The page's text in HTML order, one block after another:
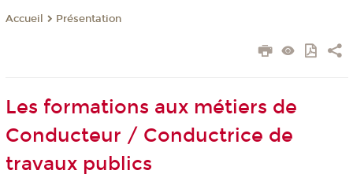
Accueil Présentation
Les formations aux métiers de
Conducteur / Conductrice de
travaux publics